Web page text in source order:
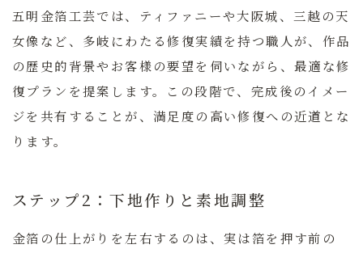
五明金箔工芸では、ティファニーや大阪城、三越の天
女像など、多岐にわたる修復実績を持つ職人が、作品
の歴史的背景やお客様の要望を伺いながら、最適な修
復プランを提案します。この段階で、完成後のイメー
ジを共有することが、満足度の高い修復への近道とな
ります。
ステップ2：下地作りと素地調整
金箔の仕上がりを左右するのは、実は箔を押す前の